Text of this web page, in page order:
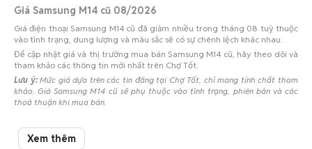
Giá Samsung M14 cũ 08/2026
Giá điện thoại Samsung M14 cũ đã giảm nhiều trong tháng 08 tuỳ thuộc
vào tình trạng, dung lượng và màu sắc sẽ có sự chênh lệch khác nhau.
Để cập nhật giá và thị trường mua bán Samsung M14 cũ, hãy theo dõi và
tham khảo các thông tin mới nhất trên Chợ Tốt.
Lưu ý:Mức giá dựa trên các tin đăng tại Chợ Tốt, chỉ mang tính chất tham
khảo. Giá Samsung M14 cũ sẽ phụ thuộc vào tình trạng, phiên bản và các
thoả thuận khi mua bán.
Mua bán Samsung M14 cũ
Chợ Tốt có 7 tin đăng bán, mua Samsung M14 cũ với nhiều khoảng giá
Xem thêm